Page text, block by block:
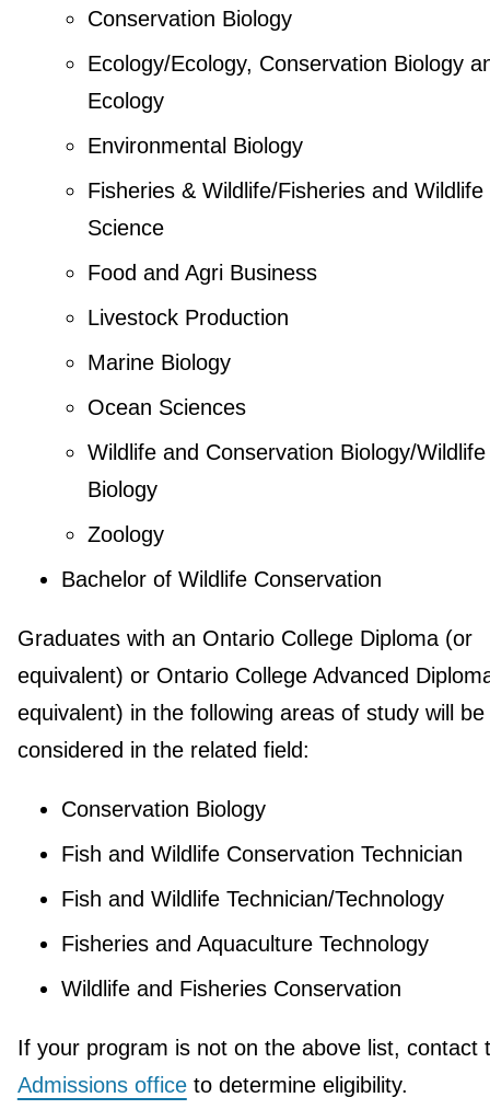
Conservation Biology
Ecology/Ecology, Conservation Biology
Ecology
Environmental Biology
Fisheries & Wildlife/Fisheries and Wildlife
Science
Food and Agri Business
Livestock Production
Marine Biology
Ocean Sciences
Wildlife and Conservation Biology/Wildlife
Biology
Zoology
Bachelor of Wildlife Conservation
Graduates with an Ontario College Diploma (or
equivalent) or Ontario College Advanced
equivalent) in the following areas of study will be
considered in the related field:
Conservation Biology
Fish and Wildlife Conservation Technician
Fish and Wildlife Technician/Technology
Fisheries and Aquaculture Technology
Wildlife and Fisheries Conservation
If your program is not on the above list, contact
Admissions officeto determine eligibility.